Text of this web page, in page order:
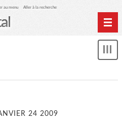
au menu Aller à la recherche
24 2009